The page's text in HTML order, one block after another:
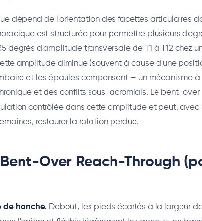
dépend de l'orientation des facettes articulaires
est structurée pour permettre plusieurs
degrés d'amplitude transversale de T1 à T12 chez
amplitude diminue (souvent à cause d'une
et les épaules compensent — un mécanisme à
et des conflits sous-acromials. Le bent-over
contrôlée dans cette amplitude et peut, avec
restaurer la rotation perdue.
Over Reach-Through
de hanche. Debout, les pieds écartés à la largeur